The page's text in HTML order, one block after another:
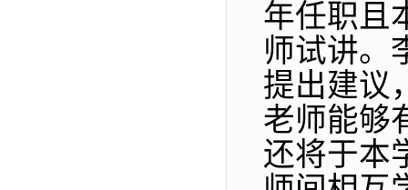
年任职且
师试讲。
提出建议
老师能够
还将于本